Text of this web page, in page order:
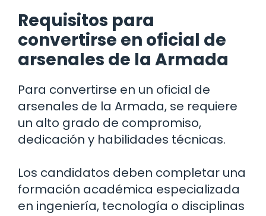
Requisitos para
convertirse en oficial de
arsenales de la Armada
Para convertirse en un oficial de
arsenales de la Armada, se requiere
un alto grado de compromiso,
dedicación y habilidades técnicas.
Los candidatos deben completar una
formación académica especializada
en ingeniería, tecnología o disciplinas